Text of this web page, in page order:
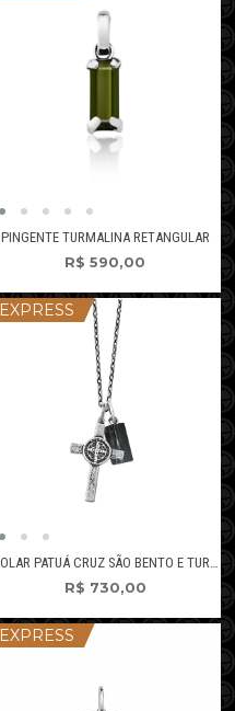
PINGENTE TURMALINA RETANGULAR
R$ 590,00
EXPRESS
R$ 730,00
EXPRESS